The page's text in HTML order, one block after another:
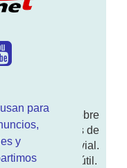
para
y
contamos sobre
noticias de
seguridad vial.
DGT útil.